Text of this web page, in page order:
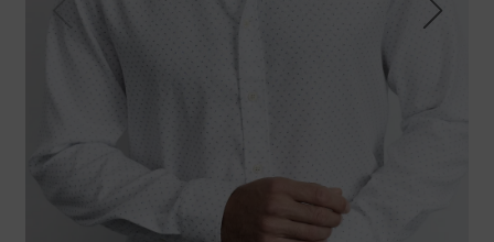
Next